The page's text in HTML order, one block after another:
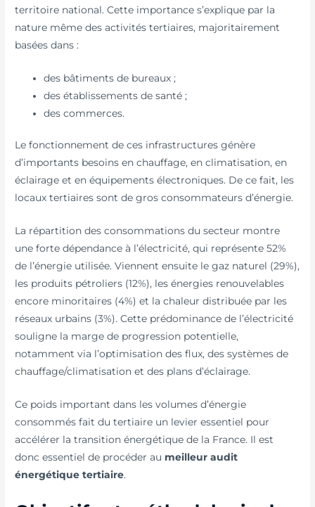
territoire national. Cette importance s’explique par la
nature même des activités tertiaires, majoritairement
basées dans :
des bâtiments de bureaux ;
des établissements de santé ;
des commerces.
Le fonctionnement de ces infrastructures génère
d’importants besoins en chauffage, en climatisation, en
éclairage et en équipements électroniques. De ce fait, les
locaux tertiaires sont de gros consommateurs d’énergie.
La répartition des consommations du secteur montre
une forte dépendance à l’électricité, qui représente 52%
de l’énergie utilisée. Viennent ensuite le gaz naturel (29%),
les produits pétroliers (12%), les énergies renouvelables
encore minoritaires (4%) et la chaleur distribuée par les
réseaux urbains (3%). Cette prédominance de l’électricité
souligne la marge de progression potentielle,
notamment via l’optimisation des flux, des systèmes de
chauffage/climatisation et des plans d’éclairage.
Ce poids important dans les volumes d’énergie
consommés fait du tertiaire un levier essentiel pour
accélérer la transition énergétique de la France. Il est
donc essentiel de procéder au meilleur audit
énergétique tertiaire.